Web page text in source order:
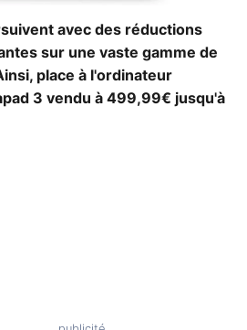
avec des réductions
sur une vaste gamme de
place à l'ordinateur
3 vendu à 499,99€ jusqu'à